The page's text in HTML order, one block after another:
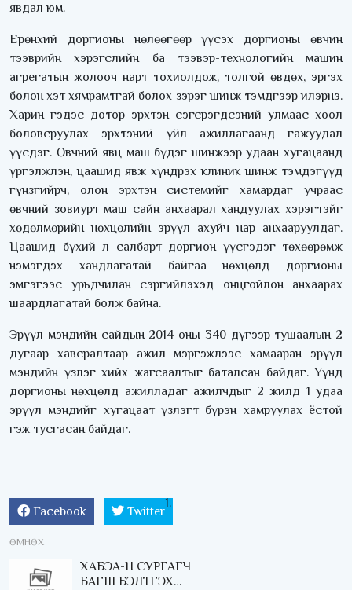
явдал юм.
Ерөнхий доргионы нөлөөгөөр үүсэх доргионы өвчин
тээврийн хэрэгслийн ба тээвэр-технологийн машин
агрегатын жолооч нарт тохиолдож, толгой өвдөх, эргэх
болон хэт хямрамтгай болох зэрэг шинж тэмдгээр илэрнэ.
Харин гэдэс дотор эрхтэн сэгсрэгдсэний улмаас хоол
боловсруулах эрхтэний үйл ажиллагаанд гажуудал
үүсдэг. Өвчний явц маш бүдэг шинжээр удаан хугацаанд
үргэлжлэн, цаашид явж хүндрэх клиник шинж тэмдэгүүд
гүнзгийрч, олон эрхтэн системийг хамардаг учраас
өвчний зовиурт маш сайн анхаарал хандуулах хэрэгтэйг
хөдөлмөрийн нөхцөлийн эрүүл ахуйч нар анхааруулдаг.
Цаашид бүхий л салбарт доргион үүсгэдэг төхөөрөмж
нэмэгдэх хандлагатай байгаа нөхцөлд доргионы
эмгэгээс урьдчилан сэргийлэхэд онцгойлон анхаарах
шаардлагатай болж байна.
Эрүүл мэндийн сайдын 2014 оны 340 дүгээр тушаалын 2
дугаар хавсралтаар ажил мэргэжлээс хамааран эрүүл
мэндийн үзлэг хийх жагсаалтыг баталсан байдаг. Үүнд
доргионы нөхцөлд ажилладаг ажилчдыг 2 жилд 1 удаа
эрүүл мэндийг хугацаат үзлэгт бүрэн хамруулах ёстой
гэж тусгасан байдаг.
Facebook Twitter
ӨМНӨХ
ХАБЭА-Н СУРГАГЧ
БАГШ БЭЛТГЭХ